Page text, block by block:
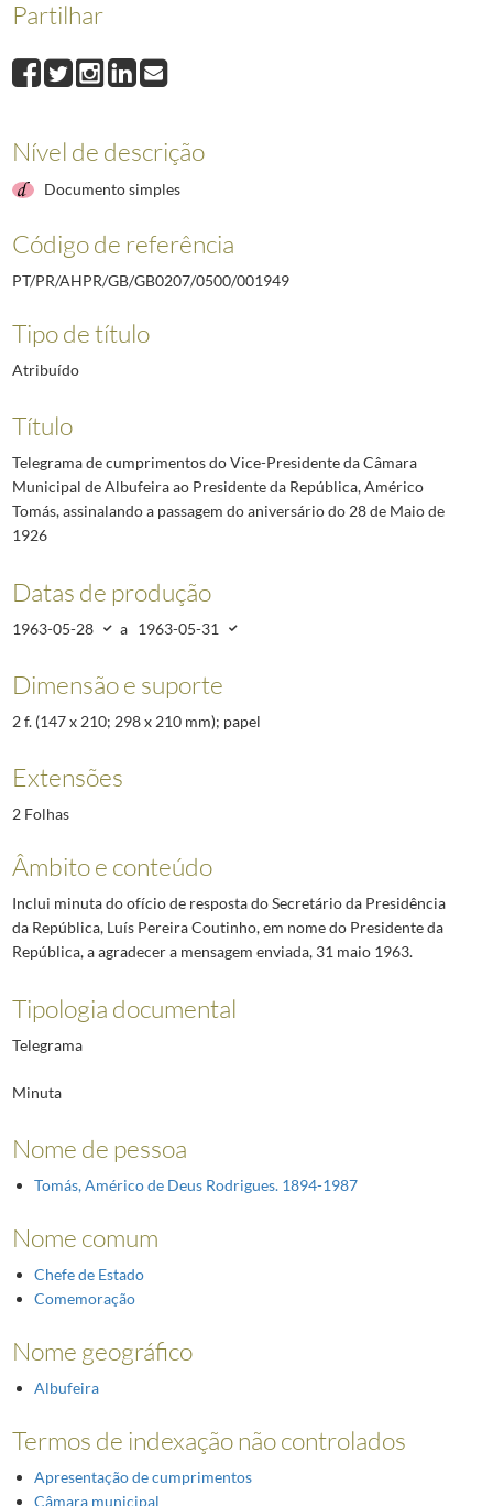
001951Ofício de condolências do Delegado em Lisboa da Iberia, Alejandro
001952Ofício de condolências do Presidente da Direção da Associação
001954
Telegrama de condolências do Presidente da Câmara Municipal de
002637 Telegrama do Presidente do Conselho, Marcelo Caetano, ao
Partilhar
Nível de descrição
Documento simples
Código de referência
PT/PR/AHPR/GB/GB0207/0500/001949
Tipo de título
Atribuído
Título
Telegrama de cumprimentos do Vice-Presidente da Câmara
Municipal de Albufeira ao Presidente da República, Américo
Tomás, assinalando a passagem do aniversário do 28 de Maio de
1926
Datas de produção
1963-05-28 a 1963-05-31
Dimensão e suporte
2 f. (147 x 210; 298 x 210 mm); papel
Extensões
2 Folhas
Âmbito e conteúdo
Inclui minuta do ofício de resposta do Secretário da Presidência
da República, Luís Pereira Coutinho, em nome do Presidente da
República, a agradecer a mensagem enviada, 31 maio 1963.
Tipologia documental
Telegrama
Minuta
Nome de pessoa
Tomás, Américo de Deus Rodrigues. 1894-1987
Nome comum
Chefe de Estado
Comemoração
Nome geográfico
Albufeira
Termos de indexação não controlados
Apresentação de cumprimentos
Câmara municipal